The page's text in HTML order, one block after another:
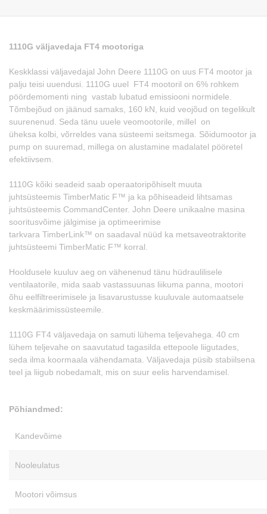
1110G väljavedaja FT4 mootoriga
Keskklassi väljavedajal John Deere 1110G on uus FT4 mootor ja
palju teisi uuendusi. 1110G uuel FT4 mootoril on 6% rohkem
pöördemomenti ning vastab lubatud emissiooni normidele.
Tõmbejõud on jäänud samaks, 160 kN, kuid veojõud on tegelikult
suurenenud. Seda tänu uuele veomootorile, millel on
üheksa kolbi, võrreldes vana süsteemi seitsmega. Sõidumootor ja
pump on suuremad, millega on alustamine madalatel pööretel
efektiivsem.
1110G kõiki seadeid saab operaatoripõhiselt muuta
juhtsüsteemis TimberMatic F™ ja ka põhiseadeid lihtsamas
juhtsüsteemis CommandCenter. John Deere unikaalne masina
sooritusvõime jälgimise ja optimeerimise
tarkvara TimberLink™ on saadaval nüüd ka metsaveotraktorite
juhtsüsteemi TimberMatic F™ korral.
Hooldusele kuuluv aeg on vähenenud tänu hüdraulilisele
ventilaatorile, mida saab vastassuunas liikuma panna, mootori
õhu eelfiltreerimisele ja lisavarustusse kuuluvale automaatsele
keskmäärimissüsteemile.
1110G FT4 väljavedaja on samuti lühema teljevahega. 40 cm
lühem teljevahe on saavutatud tagasilda ettepoole liigutades,
seda ilma koormaala vähendamata. Väljavedaja püsib stabiilsena
teel ja liigub nobedamalt, mis on suur eelis harvendamisel.
Põhiandmed:
Kandevõime
Nooleulatus
Mootori võimsus